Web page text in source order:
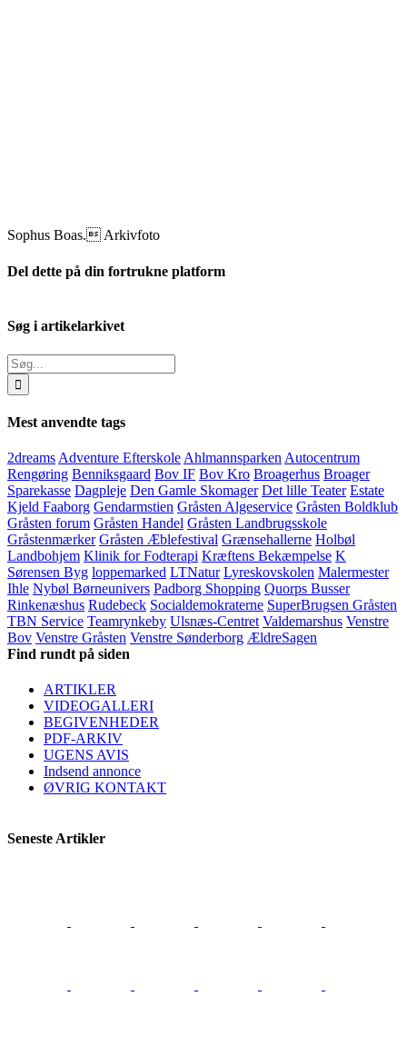
Sophus Boas. Arkivfoto
Del dette på din fortrukne platform
mail
Søg i artikelarkivet
Søg
efter:
Mest anvendte tags
2dreams Adventure Efterskole Ahlmannsparken Autocentrum
Rengøring Benniksgaard Bov IF Bov Kro Broagerhus Broager
Sparekasse Dagpleje Den Gamle Skomager Det lille Teater Estate
Kjeld Faaborg Gendarmstien Gråsten Algeservice Gråsten Boldklub
Gråsten forum Gråsten Handel Gråsten Landbrugsskole
Gråstenmærker Gråsten Æblefestival Grænsehallerne Holbøl
Landbohjem Klinik for Fodterapi Kræftens Bekæmpelse K
Sørensen Byg loppemarked LTNatur Lyreskovskolen Malermester
Ihle Nybøl Børneunivers Padborg Shopping Quorps Busser
Rinkenæshus Rudebeck Socialdemokraterne SuperBrugsen Gråsten
TBN Service Teamrynkeby Ulsnæs-Centret Valdemarshus Venstre
Bov Venstre Gråsten Venstre Sønderborg ÆldreSagen
Find rundt på siden
ARTIKLER
VIDEOGALLERI
BEGIVENHEDER
PDF-ARKIV
UGENS AVIS
Indsend annonce
ØVRIG KONTAKT
Seneste Artikler